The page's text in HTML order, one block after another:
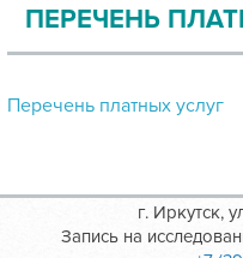
ПРАВОВАЯ ИНФОРМАЦИЯ
ПЕРЕЧЕНЬ
Перечень платных услуг
г. Иркутск,
Запись на